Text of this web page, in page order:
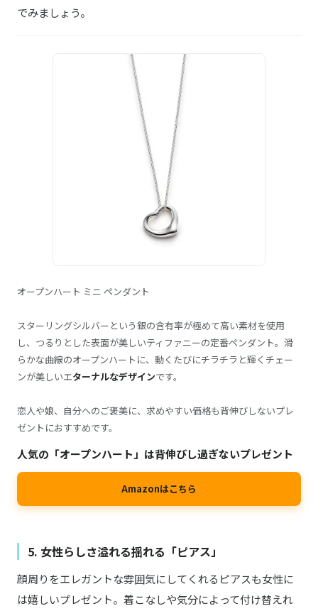
でみましょう。
オープンハート ミニ ペンダント
スターリングシルバーという銀の含有率が極めて高い素材を使用
し、つるりとした表面が美しいティファニーの定番ペンダント。滑
らかな曲線のオープンハートに、動くたびにチラチラと輝くチェー
ンが美しいエターナルなデザインです。
恋人や娘、自分へのご褒美に、求めやすい価格も背伸びしないプレ
ゼントにおすすめです。
人気の「オープンハート」は背伸びし過ぎないプレゼント
Amazonはこちら
5. 女性らしさ溢れる揺れる「ピアス」
顔周りをエレガントな雰囲気にしてくれるピアスも女性に
は嬉しいプレゼント。着こなしや気分によって付け替えれ